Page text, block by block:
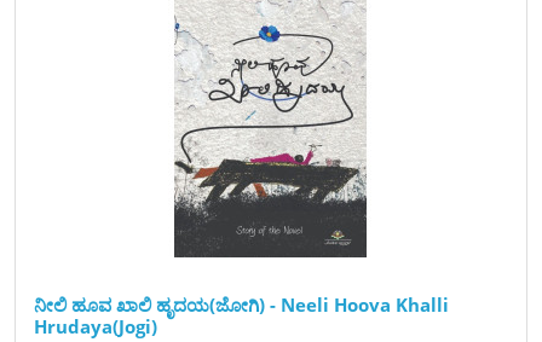
ನೀಲಿ ಹೂವ ಖಾಲಿ ಹೃದಯ(ಜೋಗಿ) - Neeli Hoova Khalli
Hrudaya(Jogi)